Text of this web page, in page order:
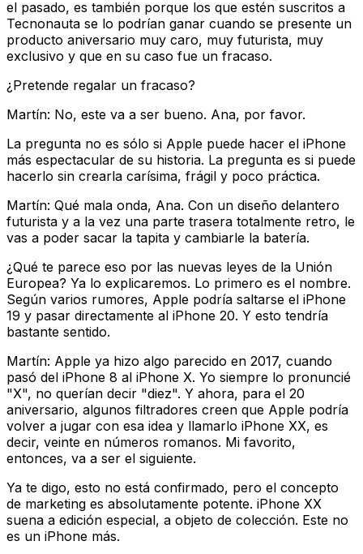
el pasado, es también porque los que estén suscritos a
Tecnonauta se lo podrían ganar cuando se presente un
producto aniversario muy caro, muy futurista, muy
exclusivo y que en su caso fue un fracaso.
¿Pretende regalar un fracaso?
Martín: No, este va a ser bueno. Ana, por favor.
La pregunta no es sólo si Apple puede hacer el iPhone
más espectacular de su historia. La pregunta es si puede
hacerlo sin crearla carísima, frágil y poco práctica.
Martín: Qué mala onda, Ana. Con un diseño delantero
futurista y a la vez una parte trasera totalmente retro, le
vas a poder sacar la tapita y cambiarle la batería.
¿Qué te parece eso por las nuevas leyes de la Unión
Europea? Ya lo explicaremos. Lo primero es el nombre.
Según varios rumores, Apple podría saltarse el iPhone
19 y pasar directamente al iPhone 20. Y esto tendría
bastante sentido.
Martín: Apple ya hizo algo parecido en 2017, cuando
pasó del iPhone 8 al iPhone X. Yo siempre lo pronuncié
"X", no querían decir "diez". Y ahora, para el 20
aniversario, algunos filtradores creen que Apple podría
volver a jugar con esa idea y llamarlo iPhone XX, es
decir, veinte en números romanos. Mi favorito,
entonces, va a ser el siguiente.
Ya te digo, esto no está confirmado, pero el concepto
de marketing es absolutamente potente. iPhone XX
suena a edición especial, a objeto de colección. Este no
es un iPhone más.